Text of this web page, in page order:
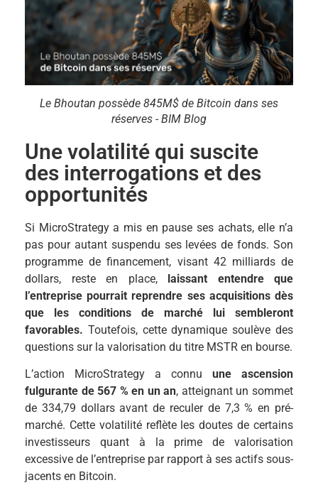
Le Bhoutan possède 845M$ de Bitcoin dans ses
réserves - BIM Blog
Une volatilité qui suscite
des interrogations et des
opportunités
Si MicroStrategy a mis en pause ses achats, elle n’a
pas pour autant suspendu ses levées de fonds. Son
programme de financement, visant 42 milliards de
dollars, reste en place, laissant entendre que
l’entreprise pourrait reprendre ses acquisitions dès
que les conditions de marché lui sembleront
favorables. Toutefois, cette dynamique soulève des
questions sur la valorisation du titre MSTR en bourse.
L’action MicroStrategy a connu une ascension
fulgurante de 567 % en un an, atteignant un sommet
de 334,79 dollars avant de reculer de 7,3 % en pré-
marché. Cette volatilité reflète les doutes de certains
investisseurs quant à la prime de valorisation
excessive de l’entreprise par rapport à ses actifs sous-
jacents en Bitcoin.